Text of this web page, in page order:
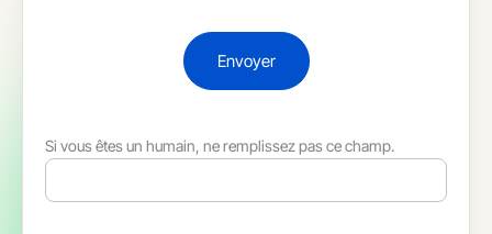
Envoyer
Si vous êtes un humain, ne remplissez pas ce champ.